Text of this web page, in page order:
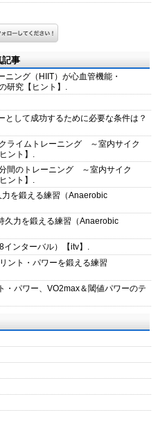
事
ング（HIIT）が心血管機能・
研究【ヒント】.
として成功するために必要な条件は？
ライムトレーニング ～室内サイク
ント】.
間のトレーニング ～室内サイク
ント】.
を鍛える練習（Anaerobic
力を鍛える練習（Anaerobic
インターバル）【itv】.
ント・パワーを鍛える練習
パワー、VO2max＆閾値パワーのテ